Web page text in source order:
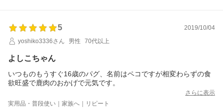
5
2019/10/04
yoshiko3336さん
男性 70代以上
よしこちゃん
いつものもうすぐ16歳のパグ、名前はペコですが相変わらずの食
欲旺盛で鹿肉のおかげで元気です。
さらに表示
実用品・普段使い｜家族へ｜リピート